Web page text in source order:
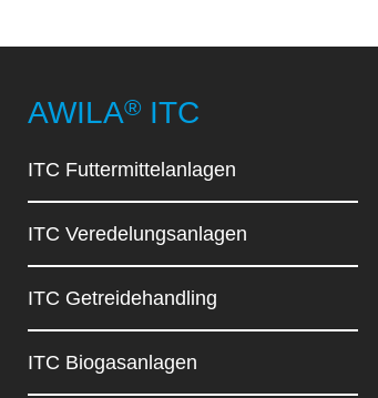
AWILA® ITC
ITC Futtermittelanlagen
ITC Veredelungsanlagen
ITC Getreidehandling
ITC Biogasanlagen